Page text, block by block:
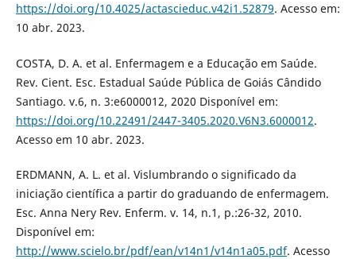
https://doi.org/10.4025/actascieduc.v42i1.52879. Acesso em:
10 abr. 2023.
COSTA, D. A. et al. Enfermagem e a Educação em Saúde.
Rev. Cient. Esc. Estadual Saúde Pública de Goiás Cândido
Santiago. v.6, n. 3:e6000012, 2020 Disponível em:
https://doi.org/10.22491/2447-3405.2020.V6N3.6000012.
Acesso em 10 abr. 2023.
ERDMANN, A. L. et al. Vislumbrando o significado da
iniciação científica a partir do graduando de enfermagem.
Esc. Anna Nery Rev. Enferm. v. 14, n.1, p.:26-32, 2010.
Disponível em:
http://www.scielo.br/pdf/ean/v14n1/v14n1a05.pdf. Acesso